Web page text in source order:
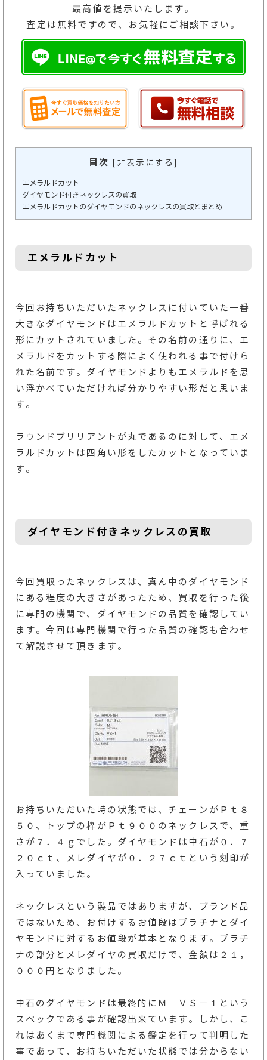
最高値を提示いたします。
査定は無料ですので、お気軽にご相談下さい。
目次 [ 非表示にする]
エメラルドカット
ダイヤモンド付きネックレスの買取
エメラルドカットのダイヤモンドのネックレスの買取とまとめ
エメラルドカット
今回お持ちいただいたネックレスに付いていた一番
大きなダイヤモンドはエメラルドカットと呼ばれる
形にカットされていました。その名前の通りに、エ
メラルドをカットする際によく使われる事で付けら
れた名前です。ダイヤモンドよりもエメラルドを思
い浮かべていただければ分かりやすい形だと思いま
す。
ラウンドブリリアントが丸であるのに対して、エメ
ラルドカットは四角い形をしたカットとなっていま
す。
ダイヤモンド付きネックレスの買取
今回買取ったネックレスは、真ん中のダイヤモンド
にある程度の大きさがあったため、買取を行った後
に専門の機関で、ダイヤモンドの品質を確認してい
ます。今回は専門機関で行った品質の確認も合わせ
て解説させて頂きます。
お持ちいただいた時の状態では、チェーンがＰｔ８
５０、トップの枠がＰｔ９００のネックレスで、重
さが７．４ｇでした。ダイヤモンドは中石が０．７
２０ｃｔ、メレダイヤが０．２７ｃｔという刻印が
入っていました。
ネックレスという製品ではありますが、ブランド品
ではないため、お付けするお値段はプラチナとダイ
ヤモンドに対するお値段が基本となります。プラチ
ナの部分とメレダイヤの買取だけで、金額は２１，
０００円となりました。
中石のダイヤモンドは最終的にＭ ＶＳ－１という
スペックである事が確認出来ています。しかし、こ
れはあくまで専門機関による鑑定を行って判明した
事であって、お持ちいただいた状態では分からない